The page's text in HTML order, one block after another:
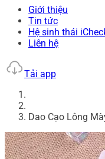
Giới thiệu
Tin tức
Hệ sinh thái
Liên hệ
Tải app
Dao Cạo Lông